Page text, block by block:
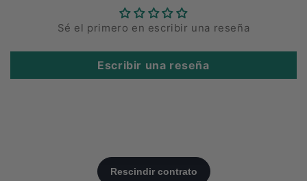
Sé el primero en escribir una reseña
Escribir una reseña